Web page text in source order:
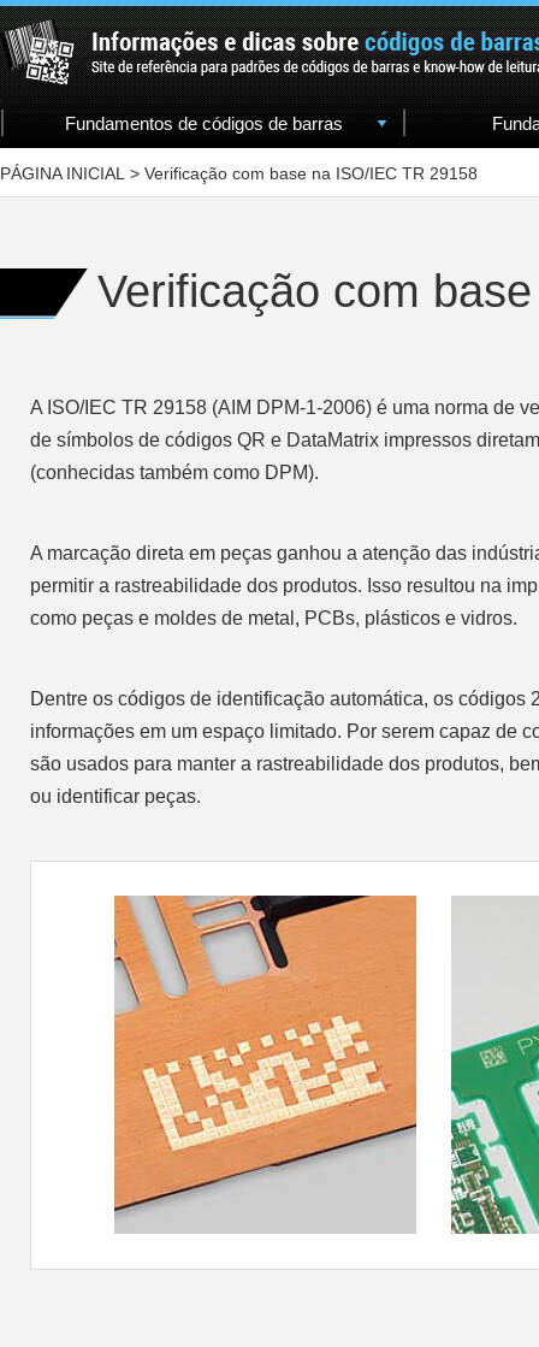
Fundamentos de códigos de barras
PÁGINA INICIAL > Verificação com base na ISO/IEC TR 29158
Verificação com
A ISO/IEC TR 29158 (AIM DPM-1-2006) é uma norma de
de símbolos de códigos QR e DataMatrix impressos
(conhecidas também como DPM).
A marcação direta em peças ganhou a atenção das
permitir a rastreabilidade dos produtos. Isso resultou na
como peças e moldes de metal, PCBs, plásticos e vidros.
Dentre os códigos de identificação automática, os
informações em um espaço limitado. Por serem capaz de
são usados para manter a rastreabilidade dos produtos,
ou identificar peças.